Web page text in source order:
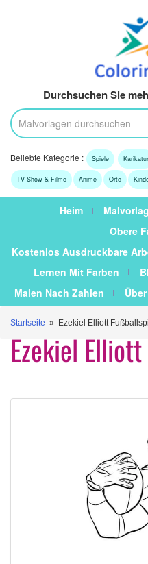
Durchsuchen Sie
Beliebte Kategorie : Spiele Karikatur
TV Show & Filme Anime Orte
Heim
Obere
Kostenlos Ausdruckbare
Lernen Mit Farben
Malen Nach Zahlen
Startseite » Ezekiel Elliott
Ezekiel